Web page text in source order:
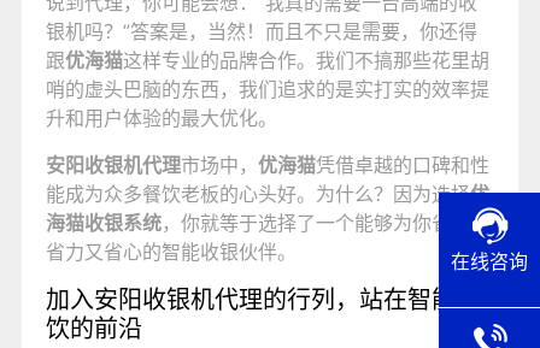
银机吗？”答案是，当然！而且不只是需要，你还得
跟优海猫这样专业的品牌合作。我们不搞那些花里胡
哨的虚头巴脑的东西，我们追求的是实打实的效率提
升和用户体验的最大优化。
安阳收银机代理市场中， 优海猫凭借卓越的口碑和性
能成为众多餐饮老板的心头好。为什么？因为选择优
海猫收银系统，你就等于选择了一个能够为你省时、
省力又省心的智能收银伙伴。
加入安阳收银机代理的行列，站在智能餐
饮的前沿
在线咨询